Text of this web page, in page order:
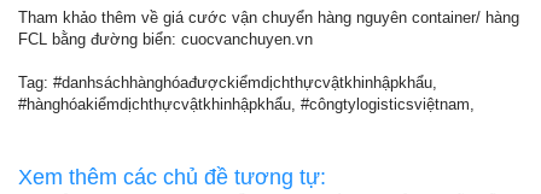
Tham khảo thêm về giá cước vận chuyển hàng nguyên container/ hàng
FCL bằng đường biển: cuocvanchuyen.vn
Tag: #danhsáchhànghóađượckiểmdịchthựcvậtkhinhậpkhẩu,
#hànghóakiểmdịchthựcvậtkhinhậpkhẩu, #côngtylogisticsviệtnam,
Xem thêm các chủ đề tương tự: